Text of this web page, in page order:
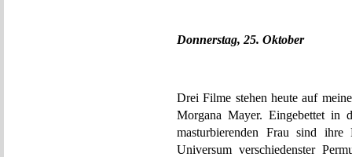
Donnerstag, 25. Oktober
Drei Filme stehen heute auf
Morgana Mayer. Eingebettet in
masturbierenden Frau sind
Universum verschiedenster